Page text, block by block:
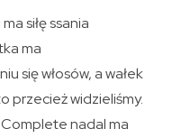
siłę ssania
ma
się włosów, a wałek
przecież widzieliśmy.
nadal ma